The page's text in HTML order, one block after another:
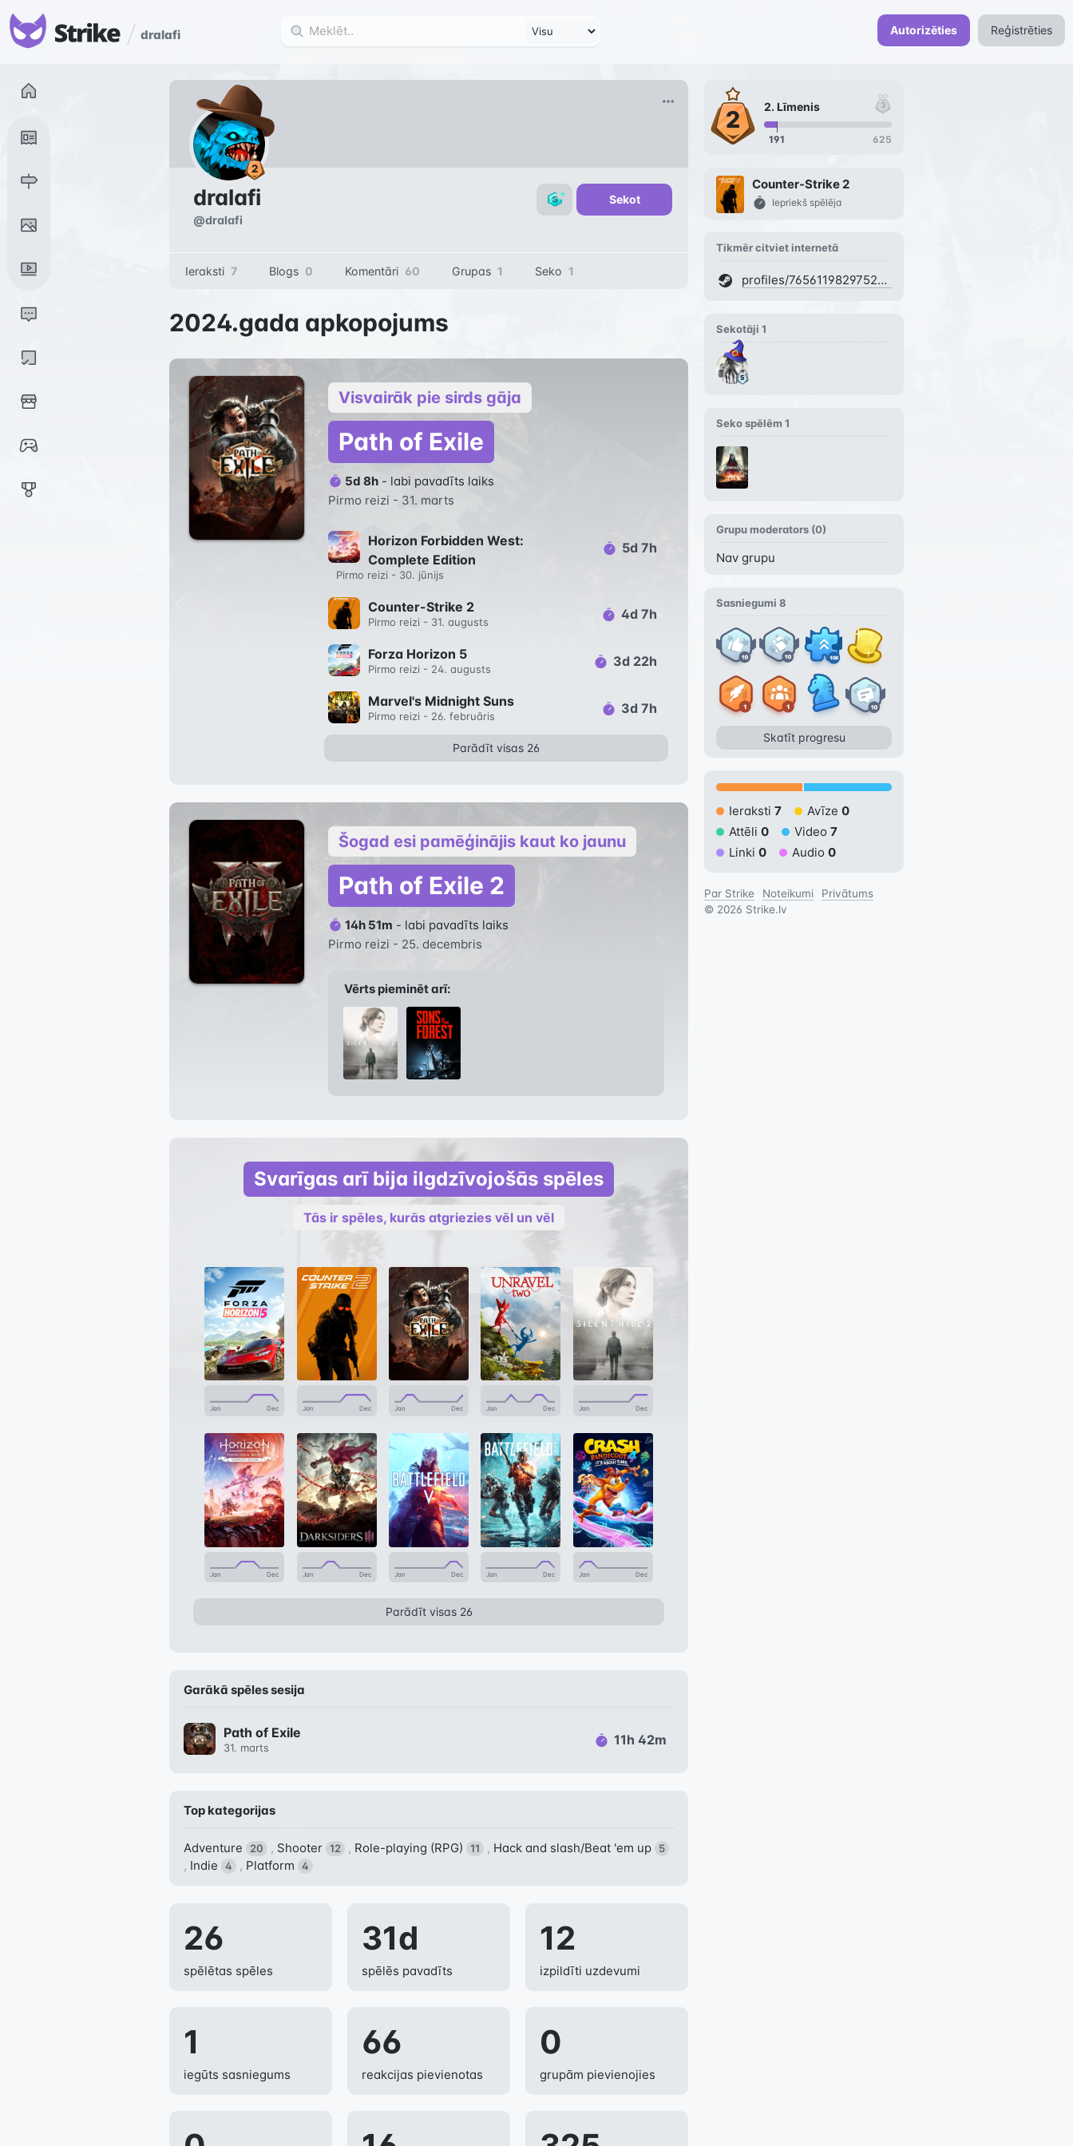
Autorizēties Reģistrēties
dralafi
dralafi
@dralafi
Sekot
Ieraksti 7 Blogs 0 Komentāri 60 Grupas 1 Seko 1
2024.gada apkopojums
Visvairāk pie sirds gāja
Path of Exile
5d 8h - labi pavadīts laiks
Pirmo reizi - 31. marts
Horizon Forbidden West:
Complete Edition
Pirmo reizi - 30. jūnijs
5d 7h
Counter-Strike 2
Pirmo reizi - 31. augusts 4d 7h
Forza Horizon 5
Pirmo reizi - 24. augusts 3d 22h
Marvel's Midnight Suns
Pirmo reizi - 26. februāris 3d 7h
Parādīt visas 26
Šogad esi pamēģinājis kaut ko jaunu
Path of Exile 2
14h 51m - labi pavadīts laiks
Pirmo reizi - 25. decembris
Vērts pieminēt arī:
Svarīgas arī bija ilgdzīvojošās spēles
Tās ir spēles, kurās atgriezies vēl un vēl
Dec
Jan Dec
Jan Dec
Jan Dec
Jan Dec
Jan
Dec
Jan Dec
Jan Dec
Jan Dec
Jan Dec
Jan
Parādīt visas 26
Garākā spēles sesija
Path of Exile
31. marts 11h 42m
Top kategorijas
Adventure 20 , Shooter 12 , Role-playing (RPG) 11 , Hack and slash/Beat 'em up 5
, Indie 4 , Platform 4
26
spēlētas spēles
31d
spēlēs pavadīts
12
izpildīti uzdevumi
1
iegūts sasniegums
66
reakcijas pievienotas
0
grupām pievienojies
2. Līmenis
625
191
Counter-Strike 2
Iepriekš spēlēja
Tikmēr citviet internetā
profiles/76561198297526482
Sekotāji 1
Seko spēlēm 1
Grupu moderators (0)
Nav grupu
Sasniegumi 8
Skatīt progresu
Ieraksti 7 Avīze 0
Attēli 0 Video 7
Linki 0 Audio 0
Par Strike Noteikumi
Privātums
© 2026 Strike.lv